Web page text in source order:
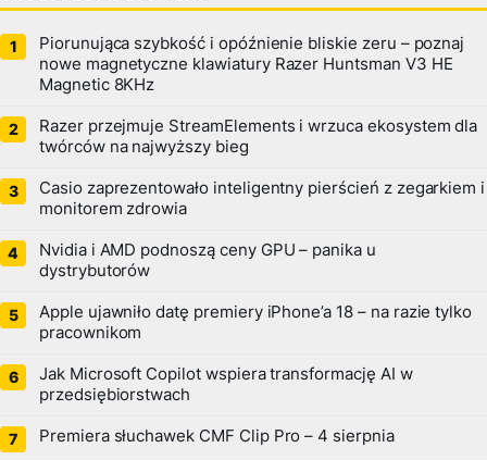
Piorunująca szybkość i opóźnienie bliskie zeru – poznaj
nowe magnetyczne klawiatury Razer Huntsman V3 HE
Magnetic 8KHz
Razer przejmuje StreamElements i wrzuca ekosystem dla
twórców na najwyższy bieg
Casio zaprezentowało inteligentny pierścień z zegarkiem i
monitorem zdrowia
Nvidia i AMD podnoszą ceny GPU – panika u
dystrybutorów
Apple ujawniło datę premiery iPhone’a 18 – na razie tylko
pracownikom
Jak Microsoft Copilot wspiera transformację AI w
przedsiębiorstwach
Premiera słuchawek CMF Clip Pro – 4 sierpnia